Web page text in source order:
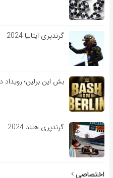
گرندپری ایتالیا 2024
بش این برلین؛ رویداد
گرندپری هلند 2024
اختصاصی